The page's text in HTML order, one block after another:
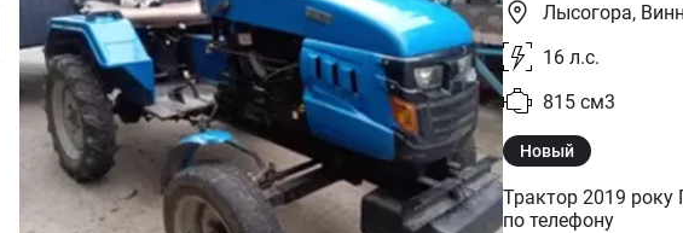
Лысогора,
16 л.с.
815 см3
Новый
Трактор 2019 року
по телефону